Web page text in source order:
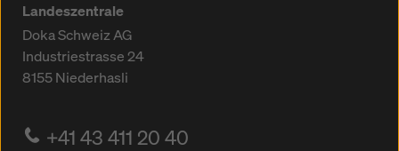
Landeszentrale
Doka Schweiz AG
Industriestrasse 24
8155Niederhasli
+41 43 411 20 40